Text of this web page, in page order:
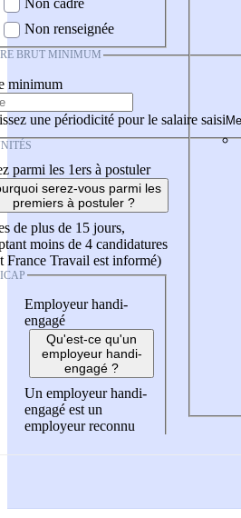
Non cadre
Non renseignée
BRUT MINIMUM
minimum
une périodicité pour le salaire saisi
parmi les 1ers à postuler
serez-vous parmi les
premiers à postuler ?
de plus de 15 jours,
moins de 4 candidatures
France Travail est informé)
Employeur handi-
engagé
Qu'est-ce qu'un
employeur handi-
engagé ?
Un employeur handi-
engagé est un
employeur reconnu